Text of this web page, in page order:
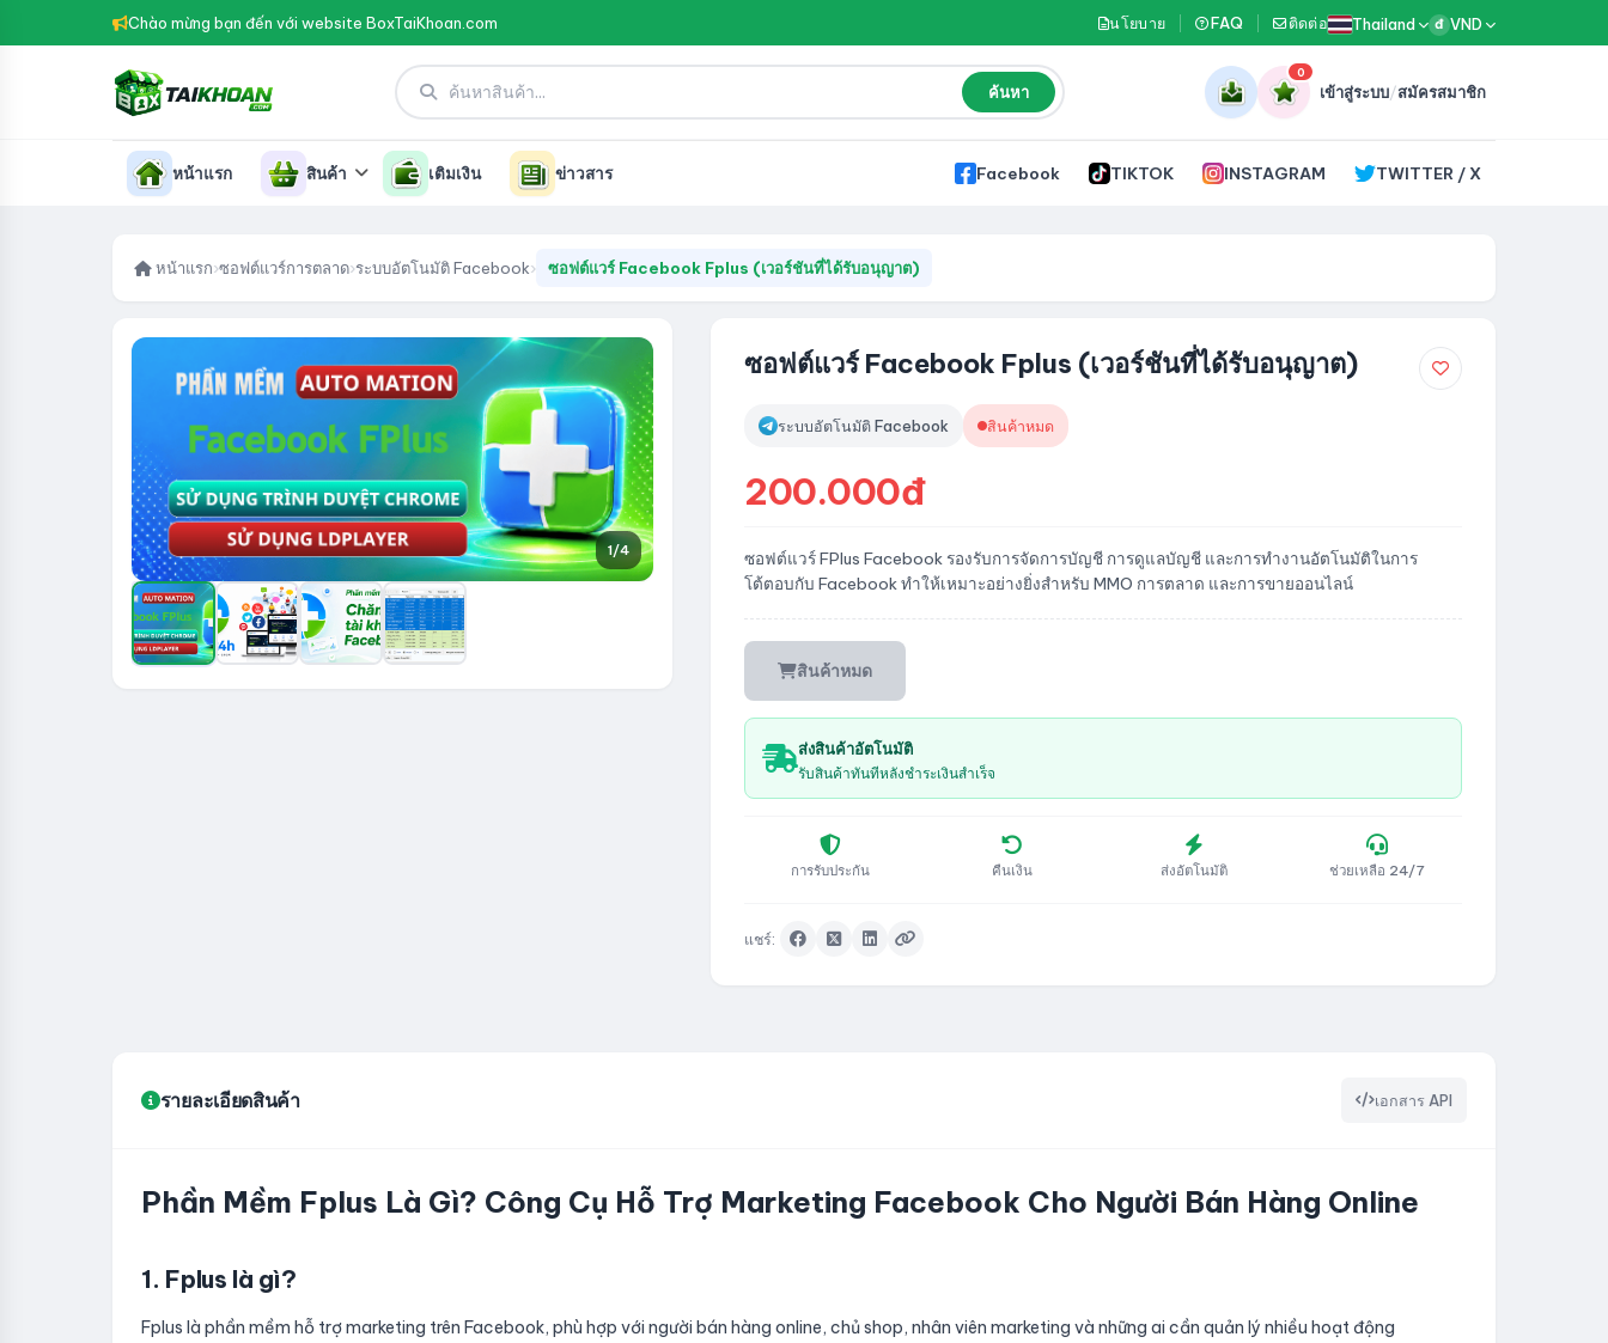
Chào mừng bạn đến với website BoxTaiKhoan.com นโยบาย FAQ ติดต่อ Thailand đ VND
ค้นหา
0
เข้าสู่ระบบ/สมัครสมาชิก
หน้าแรก สินค้า เติมเงิน ข่าวสาร Facebook TIKTOK INSTAGRAM TWITTER / X
หน้าแรก›ซอฟต์แวร์การตลาด›ระบบอัตโนมัติ Facebook› ซอฟต์แวร์ Facebook Fplus (เวอร์ชันที่ได้รับอนุญาต)
1/4
ซอฟต์แวร์ Facebook Fplus (เวอร์ชันที่ได้รับอนุญาต)
ระบบอัตโนมัติ Facebook สินค้าหมด
200.000đ
ซอฟต์แวร์ FPlus Facebook รองรับการจัดการบัญชี การดูแลบัญชี และการทำงานอัตโนมัติในการ
โต้ตอบกับ Facebook ทำให้เหมาะอย่างยิ่งสำหรับ MMO การตลาด และการขายออนไลน์
สินค้าหมด
ส่งสินค้าอัตโนมัติ
รับสินค้าทันทีหลังชำระเงินสำเร็จ
การรับประกัน คืนเงิน ส่งอัตโนมัติ ช่วยเหลือ 24/7
แชร์:
รายละเอียดสินค้า เอกสาร API
Phần Mềm Fplus Là Gì? Công Cụ Hỗ Trợ Marketing Facebook Cho Người Bán Hàng Online
1. Fplus là gì?
Fplus là phần mềm hỗ trợ marketing trên Facebook, phù hợp với người bán hàng online, chủ shop, nhân viên marketing và những ai cần quản lý nhiều hoạt động